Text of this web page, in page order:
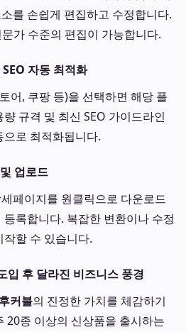
를 손쉽게 편집하고 수정합니다.
가 수준의 편집이 가능합니다.
자동 최적화
어, 쿠팡 등)을 선택하면 해당 플
규격 및 최신 SEO 가이드라인
로 최적화됩니다.
업로드
페이지를 원클릭으로 다운로드
록합니다. 복잡한 변환이나 수정
할 수 있습니다.
입 후 달라진 비즈니스 풍경
후커블의 진정한 가치를 체감하기
20종 이상의 신상품을 출시하는